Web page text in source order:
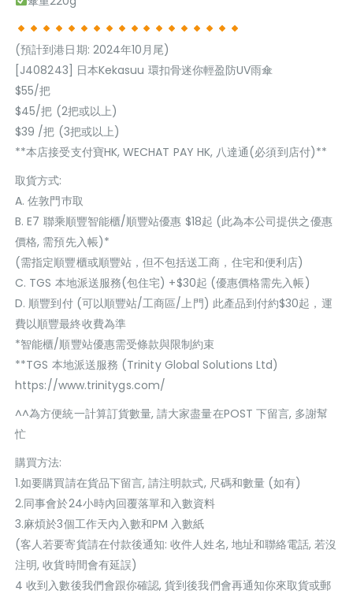
(預計到港日期: 2024年10月尾)
[J408243] 日本Kekasuu 環扣骨迷你輕盈防UV雨傘
$55/把
$45/把 (2把或以上)
$39 /把 (3把或以上)
**本店接受支付寶HK, WECHAT PAY HK, 八達通(必須到店付)**
取貨方式:
A. 佐敦門巿取
B. E7 聯乘順豐智能櫃/順豐站優惠 $18起 (此為本公司提供之優惠
價格, 需預先入帳)*
(需指定順豐櫃或順豐站，但不包括送工商，住宅和便利店)
C. TGS 本地派送服務(包住宅) +$30起 (優惠價格需先入帳)
D. 順豐到付 (可以順豐站/工商區/上門) 此產品到付約$30起，運
費以順豐最終收費為準
*智能櫃/順豐站優惠需受條款與限制約束
**TGS 本地派送服務 (Trinity Global Solutions Ltd)
https://www.trinitygs.com/
^^為方便統一計算訂貨數量, 請大家盡量在POST 下留言, 多謝幫
忙
購買方法:
1.如要購買請在貨品下留言, 請注明款式, 尺碼和數量 (如有)
2.同事會於24小時內回覆落單和入數資料
3.麻煩於3個工作天內入數和PM 入數紙
(客人若要寄貨請在付款後通知: 收件人姓名, 地址和聯絡電話, 若沒
注明, 收貨時間會有延誤)
4 收到入數後我們會跟你確認, 貨到後我們會再通知你來取貨或郵